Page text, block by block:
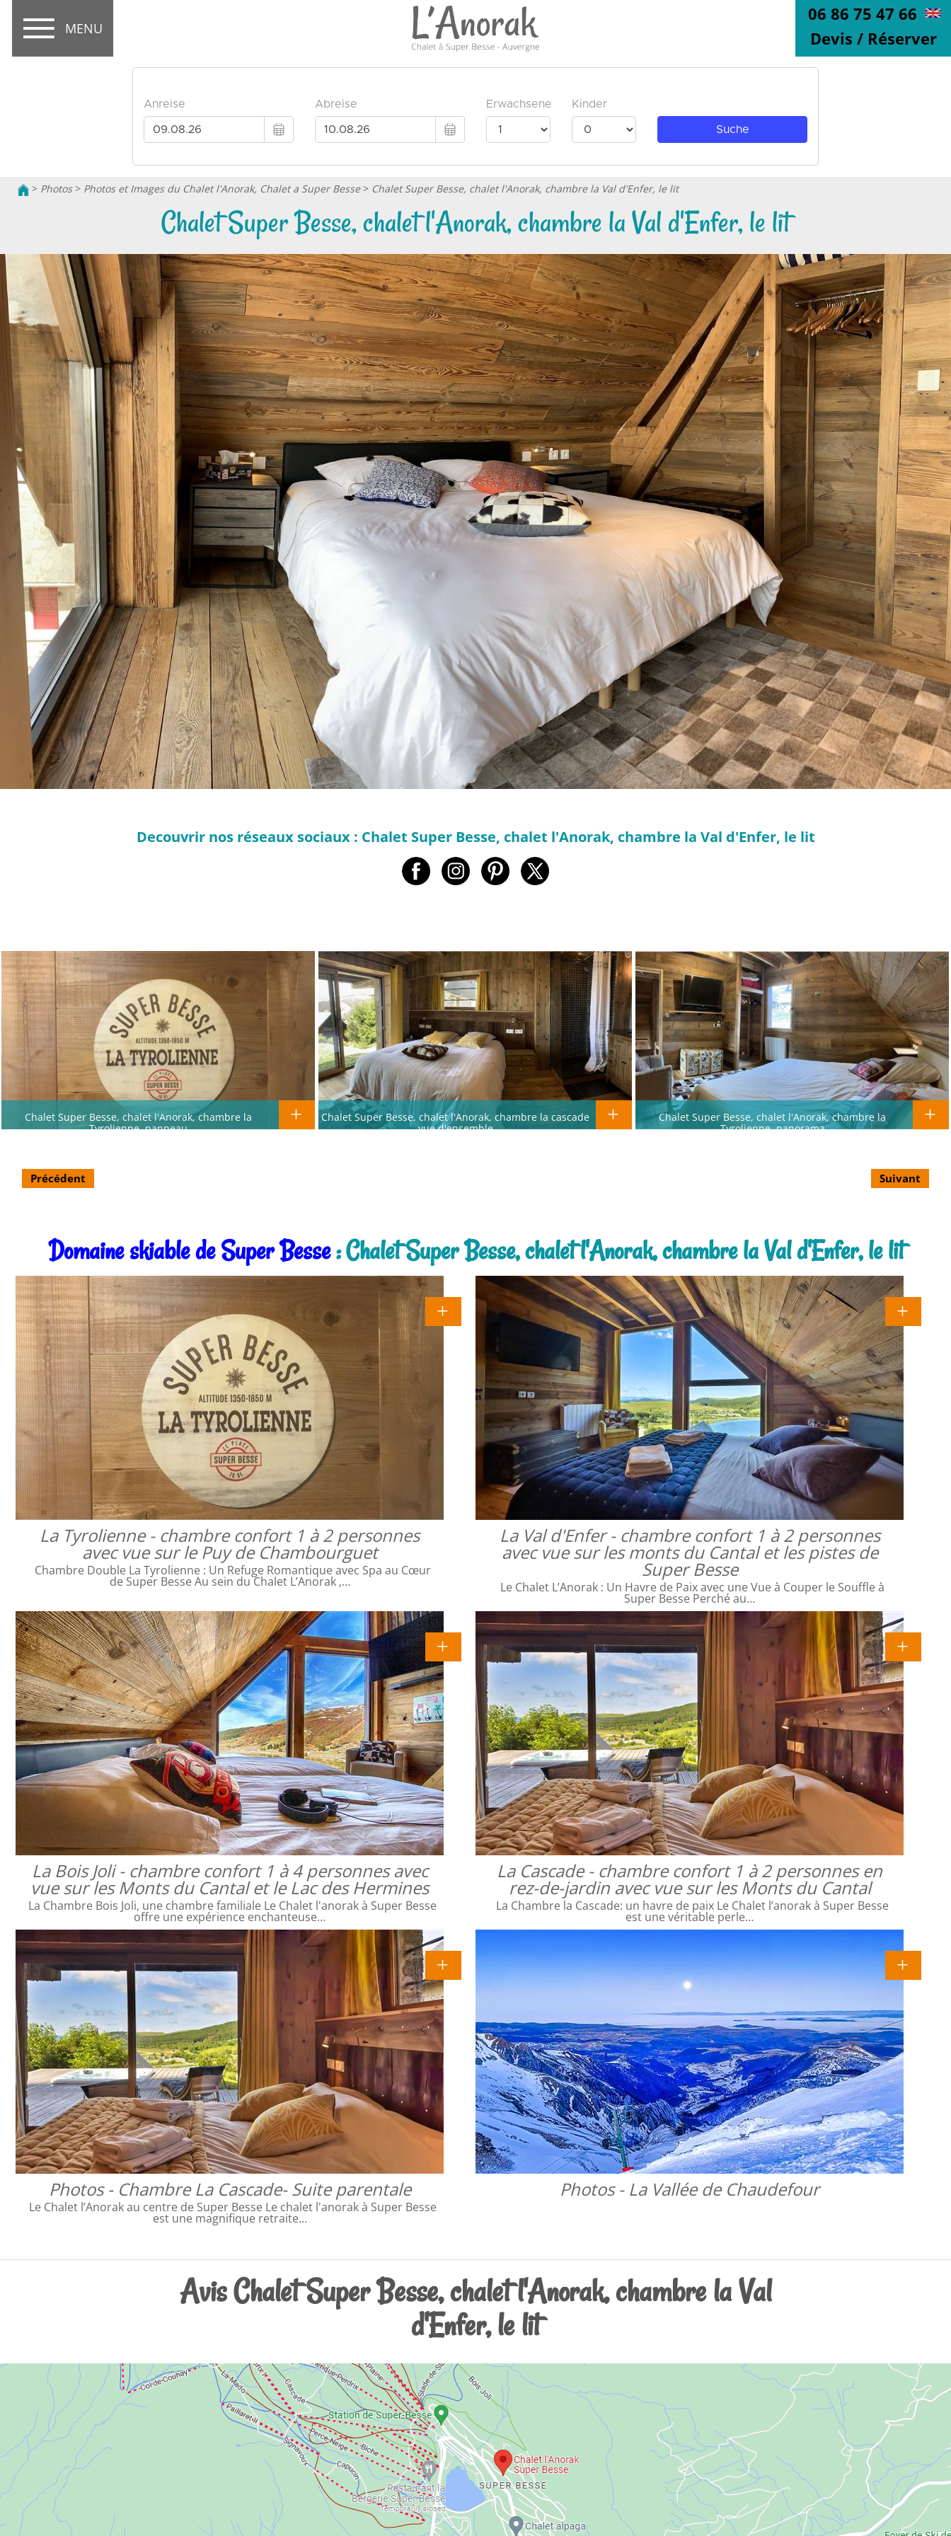
MENU
06 86 75 47 66
Devis / Réserver
> Photos> Photos et Images du Chalet l'Anorak, Chalet a Super Besse> Chalet Super Besse, chalet l'Anorak, chambre la Val d'Enfer, le lit
Chalet Super Besse, chalet l'Anorak, chambre la Val d'Enfer, le lit
Decouvrir nos réseaux sociaux : Chalet Super Besse, chalet l'Anorak, chambre la Val d'Enfer, le lit
Chalet Super Besse, chalet l'Anorak, chambre la
Tyrolienne, panneau
Chalet Super Besse, chalet l'Anorak, chambre la cascade
vue d'ensemble
Chalet Super Besse, chalet l'Anorak, chambre la
Tyrolienne, panorama
Précédent Suivant
Domaine skiable de Super Besse: Chalet Super Besse, chalet l'Anorak, chambre la Val d'Enfer, le lit
La Tyrolienne - chambre confort 1 à 2 personnes
avec vue sur le Puy de Chambourguet
Chambre Double La Tyrolienne : Un Refuge Romantique avec Spa au Cœur
de Super Besse Au sein du Chalet L’Anorak ,…
La Val d'Enfer - chambre confort 1 à 2 personnes
avec vue sur les monts du Cantal et les pistes de
Super Besse
Le Chalet L’Anorak : Un Havre de Paix avec une Vue à Couper le Souffle à
Super Besse Perché au…
La Bois Joli - chambre confort 1 à 4 personnes avec
vue sur les Monts du Cantal et le Lac des Hermines
La Chambre Bois Joli, une chambre familiale Le Chalet l'anorak à Super Besse
offre une expérience enchanteuse…
La Cascade - chambre confort 1 à 2 personnes en
rez-de-jardin avec vue sur les Monts du Cantal
La Chambre la Cascade: un havre de paix Le Chalet l’anorak à Super Besse
est une véritable perle…
Photos - Chambre La Cascade- Suite parentale
Le Chalet l’Anorak au centre de Super Besse Le chalet l'anorak à Super Besse
est une magnifique retraite…
Photos - La Vallée de Chaudefour
Avis Chalet Super Besse, chalet l'Anorak, chambre la Val
d'Enfer, le lit